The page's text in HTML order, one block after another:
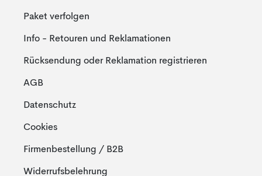
Paket verfolgen
Info - Retouren und Reklamationen
Rücksendung oder Reklamation registrieren
AGB
Datenschutz
Cookies
Firmenbestellung / B2B
Widerrufsbelehrung